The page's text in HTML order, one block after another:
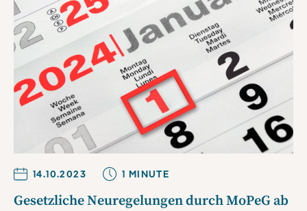
14.10.2023 1 MINUTE
Gesetzliche Neuregelungen durch MoPeG ab